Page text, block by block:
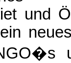
und